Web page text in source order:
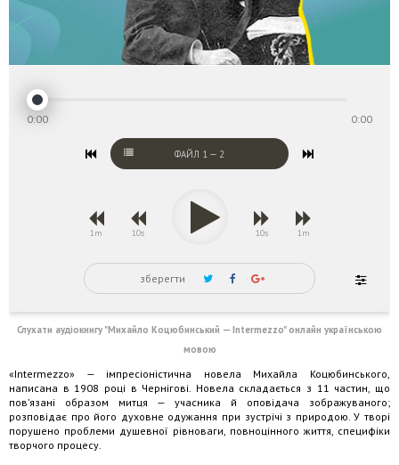
0:00 0:00
ФАЙЛ 1 — 2
1m 10s 10s 1m
зберегти
Слухати аудіокнигу "Михайло Коцюбинський — Intermezzo" онлайн українською
мовою
«Intermezzo» — імпресіоністична новела Михайла Коцюбинського,
написана в 1908 році в Чернігові. Новела складається з 11 частин, що
пов’язані образом митця — учасника й оповідача зображуваного;
розповідає про його духовне одужання при зустрічі з природою. У творі
порушено проблеми душевної рівноваги, повноцінного життя, специфіки
творчого процесу.